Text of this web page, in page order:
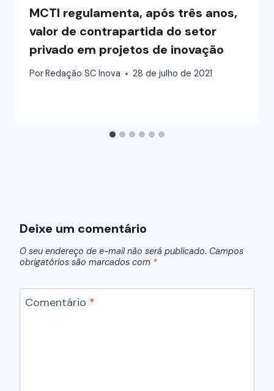
MCTI regulamenta, após três anos,
valor de contrapartida do setor
privado em projetos de inovação
Por Redação SC Inova 28 de julho de 2021
Deixe um comentário
O seu endereço de e-mail não será publicado. Campos
obrigatórios são marcados com *
Comentário *